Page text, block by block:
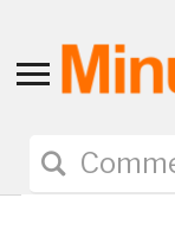
Toggle
navigation